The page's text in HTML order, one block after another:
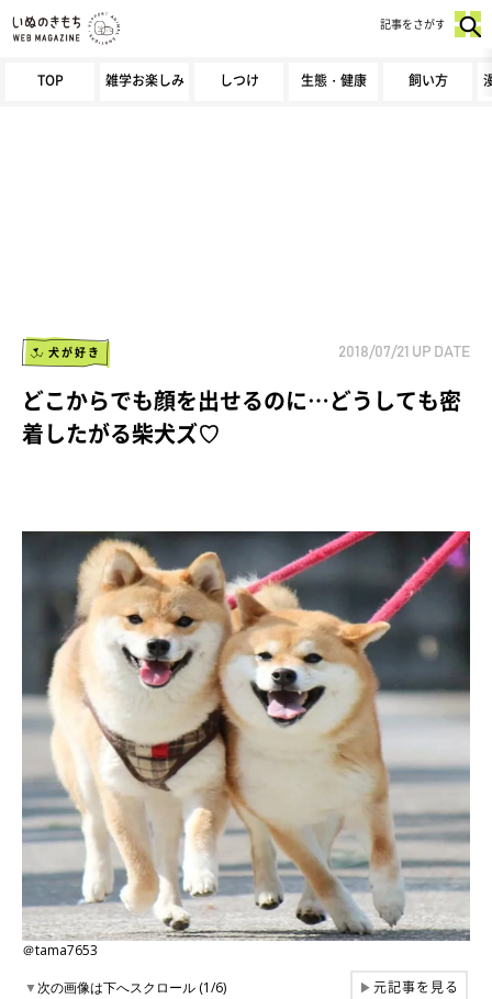
TOP 雑学お楽しみ しつけ 生態・健康 飼い方
記事をさがす
犬が好き 2018/07/21 UP DATE
どこからでも顔を出せるのに…どうしても密
着したがる柴犬ズ♡
＠tama7653
▼次の画像は下へスクロール (1/6) ▶元記事を見る